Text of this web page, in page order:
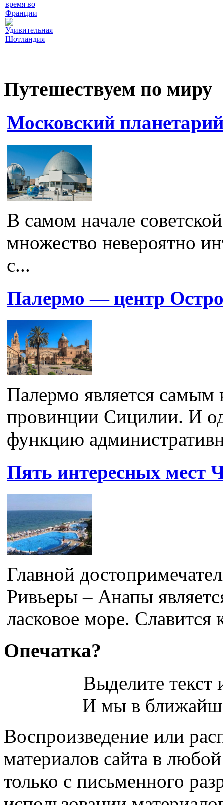
время во
Франции
Удивительная
Шотландия
Путешествуем по миру
Московский планетарий
В самом начале
множество невероятно
с...
Палермо — центр
Палермо является
провинции Сицилии. И
функцию
Пять интересных мест
Главной
Ривьеры – Анапы
ласковое море. Славится
Опечатка?
Выделите
И мы в
Воспроизведение или
материалов сайта в
только с письменного